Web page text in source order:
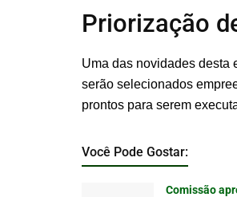
Priorização
Uma das novidades desta
serão selecionados
prontos para serem
Você Pode Gostar:
Comissão